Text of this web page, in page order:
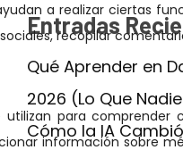
Entradas
Qué Aprender en
2026 (Lo Que
Cómo la IA